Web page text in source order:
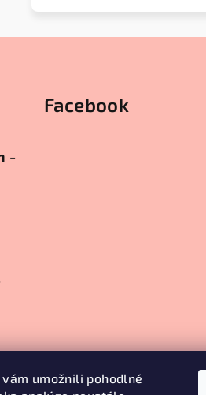
umožnili pohodlné
-
Facebook